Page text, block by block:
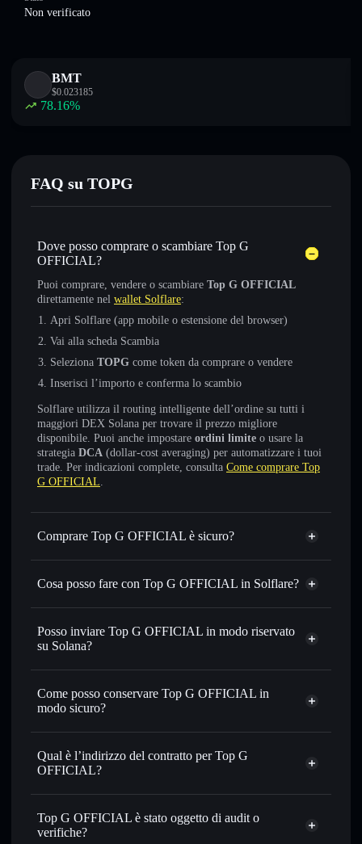
Non verificato
BMT
$0.023185
78.16%
FAQ su TOPG
Dove posso comprare o scambiare Top G
OFFICIAL?
Puoi comprare, vendere o scambiare Top G OFFICIAL
direttamente nel wallet Solflare:
Apri Solflare (app mobile o estensione del browser)
Vai alla scheda Scambia
Seleziona TOPG come token da comprare o vendere
Inserisci l’importo e conferma lo scambio
Solflare utilizza il routing intelligente dell’ordine su tutti i
maggiori DEX Solana per trovare il prezzo migliore
disponibile. Puoi anche impostare ordini limite o usare la
strategia DCA (dollar-cost averaging) per automatizzare i tuoi
trade. Per indicazioni complete, consulta Come comprare Top
G OFFICIAL.
Comprare Top G OFFICIAL è sicuro?
Top G OFFICIAL non è verificato
Cosa posso fare con Top G OFFICIAL in Solflare?
Top G OFFICIAL
wallet Solflare
Scambiare istantaneamente— scambia TOPG in SOL,
USDC o in migliaia di altri token Solana al prezzo migliore
prezzo desiderato di TOPG
Usare il DCA
TOPG nel tempo
Inviare in modo riservato
— trasferisci TOPG senza
collegare pubblicamente i wallet usando l’Aggregatore di
capitalizzazione di mercato e liquidità di TOPG
Conservare in modo sicuro
Posso inviare Top G OFFICIAL in modo riservato
su Solana?
Aggregatore di privacy
Come posso conservare Top G OFFICIAL in
modo sicuro?
Top G OFFICIAL
Aggregatore di privacy
Qual è l’indirizzo del contratto per Top G
OFFICIAL?
Top G
AvJXiSu9F3a29YmQqqvnDjnnB87RznqQubS2HjJEpump
Top G OFFICIAL è stato oggetto di audit o
verifiche?